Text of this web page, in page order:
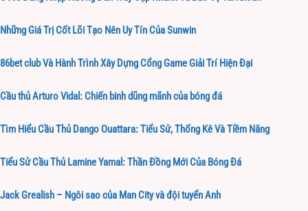
Những Giá Trị Cốt Lõi Tạo Nên Uy Tín Của Sunwin
86bet club Và Hành Trình Xây Dựng Cổng Game Giải Trí Hiện Đại
Cầu thủ Arturo Vidal: Chiến binh dũng mãnh của bóng đá
Tìm Hiểu Cầu Thủ Dango Ouattara: Tiểu Sử, Thống Kê Và Tiềm Năng
Tiểu Sử Cầu Thủ Lamine Yamal: Thần Đồng Mới Của Bóng Đá
Jack Grealish – Ngôi sao của Man City và đội tuyển Anh